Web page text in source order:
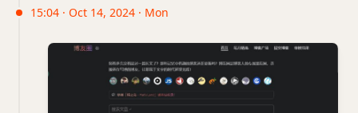
15:04 · Oct 14, 2024 · Mon